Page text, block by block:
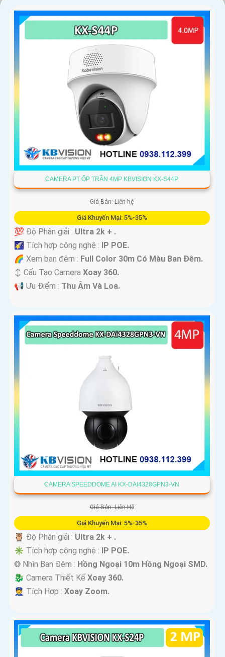
CAMERA PT ỐP TRẦN 4MP KBVISION KX-S44P
Giá Bán: Liên hệ
Giá Khuyến Mại: 5%-35%
💯 Độ Phân giải : Ultra 2k + .
🌠 Tích hợp công nghệ :
IP POE.
🌈 Xem ban đêm : Full Color 30m Có Màu Ban Ðêm.
↕️ Cấu Tạo Camera Xoay 360.
️📢 Ưu Điểm : Thu Âm Và Loa.
CAMERA SPEEDDOME AI KX-DAI4328GPN3-VN
Giá Bán: Liên Hệ
Giá Khuyến Mại: 5%-35%
🦉 Độ Phân giải : Ultra 2k + .
✳️ Tích hợp công nghệ : IP POE.
❂ Nhìn Ban Đêm : Hồng Ngoại 10m Hồng Ngoại SMD.
🐉️ Camera Thiết Kế Xoay 360.
️👮 Tích Hợp : Xoay Zoom.